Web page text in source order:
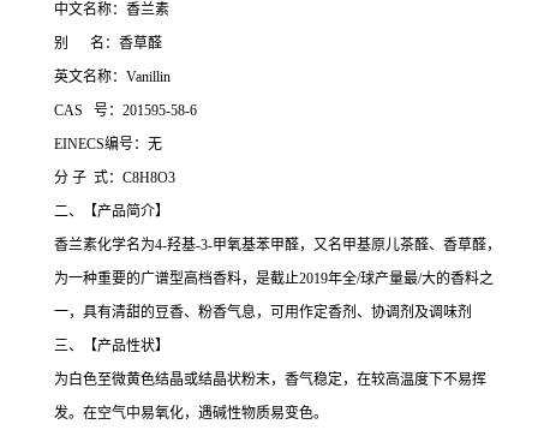
中文名称：香兰素
别 名：香草醛
英文名称：Vanillin
CAS 号：201595-58-6
EINECS编号：无
分 子 式：C8H8O3
二、【产品简介】
香兰素化学名为4-羟基-3-甲氧基苯甲醛，又名甲基原儿茶醛、香草醛，
为一种重要的广谱型高档香料，是截止2019年全/球产量最/大的香料之
一，具有清甜的豆香、粉香气息，可用作定香剂、协调剂及调味剂
三、【产品性状】
为白色至微黄色结晶或结晶状粉末，香气稳定，在较高温度下不易挥
发。在空气中易氧化，遇碱性物质易变色。